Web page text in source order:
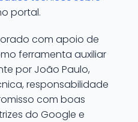
portal.
com apoio de
ferramenta auxiliar
por João Paulo,
responsabilidade
com boas
do Google e